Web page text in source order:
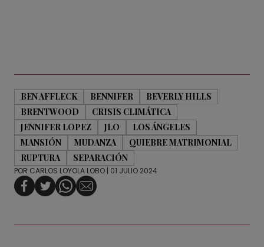
BEN AFFLECK BENNIFER
BEVERLY HILLS
BRENTWOOD
CRISIS CLIMÁTICA
JENNIFER LOPEZ
JLO
LOS ÁNGELES
MANSIÓN
MUDANZA
QUIEBRE MATRIMONIAL
RUPTURA
SEPARACIÓN
POR CARLOS LOYOLA LOBO | 01 JULIO 2024